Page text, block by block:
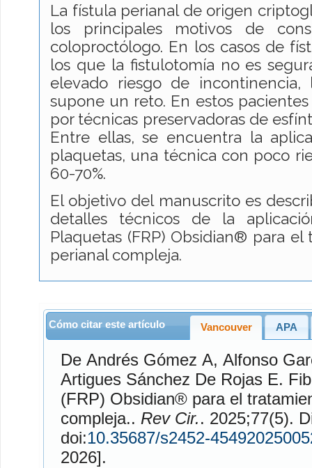
La fístula perianal de origen
los principales motivos de
coloproctólogo. En los casos de
los que la fistulotomía no es
elevado riesgo de incontinencia,
supone un reto. En estos
por técnicas preservadoras de
Entre ellas, se encuentra la
plaquetas, una técnica con poco
60-70%.
El objetivo del manuscrito es
detalles técnicos de la
Plaquetas (FRP) Obsidian® para
perianal compleja.
Cómo citar este artículo Vancouver APA
De Andrés Gómez A, Alfonso
Artigues Sánchez De RojasE. Fibrina Rica en Plaquetas
(FRP) Obsidian® para el
compleja.. Rev Cir.. 2025;77(5). Disponible en:
doi:10.35687/s2452-
2026].